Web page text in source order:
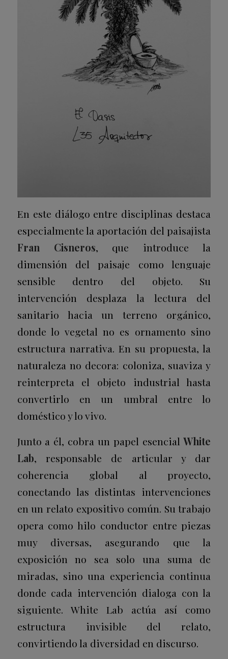
En este diálogo entre disciplinas destaca
especialmente la aportación del paisajista
Fran Cisneros, que introduce la
dimensión del paisaje como lenguaje
sensible dentro del objeto. Su
intervención desplaza la lectura del
sanitario hacia un terreno orgánico,
donde lo vegetal no es ornamento sino
estructura narrativa. En su propuesta, la
naturaleza no decora: coloniza, suaviza y
reinterpreta el objeto industrial hasta
convertirlo en un umbral entre lo
doméstico y lo vivo.
Junto a él, cobra un papel esencialWhite
Lab, responsable de articular y dar
coherencia global al proyecto,
conectando las distintas intervenciones
en un relato expositivo común. Su trabajo
opera como hilo conductor entre piezas
muy diversas, asegurando que la
exposición no sea solo una suma de
miradas, sino una experiencia continua
donde cada intervención dialoga con la
siguiente. White Lab actúa así como
estructura invisible del relato,
convirtiendo la diversidad en discurso.